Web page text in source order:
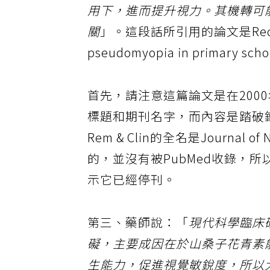
用下，進而提升視力。其機轉
關」。這段話所引用的論文是
pseudomyopia in primary
首先，請注意這篇論文是在
標題和期刊名字，而內容是踏
Rem & Clin的全名是Journal of
的，並沒有被PubMed收錄，
示它已經停刊。
第三、藥師說：「
現代科學臨
礙，主要成因在於山桑子花青